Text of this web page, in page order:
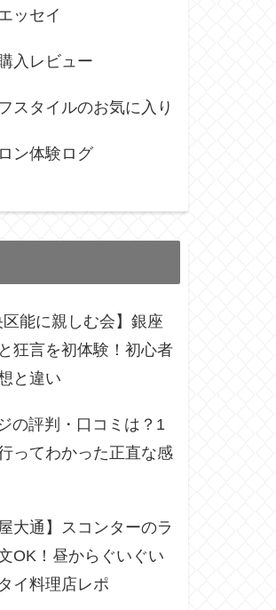
ッセイ
入レビュー
スタイルのお気に入り
ン体験ログ
区能に親しむ会】銀座
狂言を初体験！初心者
と違い
の評判・口コミは？1
ってわかった正直な感
大通】スコンターのラ
OK！昼からぐいぐい
イ料理店レポ